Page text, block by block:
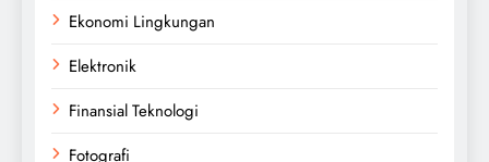
Ekonomi Lingkungan
Elektronik
Finansial Teknologi
Fotografi